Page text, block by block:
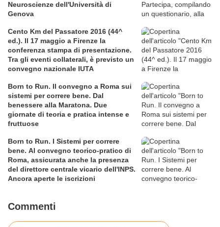
Neuroscienze dell'Università di
Genova
Cento Km del Passatore 2016 (44^
ed.). Il 17 maggio a Firenze la
conferenza stampa di presentazione.
Tra gli eventi collaterali, è previsto un
convegno nazionale IUTA
Born to Run. Il convegno a Roma sui
sistemi per correre bene. Dal
benessere alla Maratona. Due
giornate di teoria e pratica intense e
fruttuose
Born to Run. I Sistemi per correre
bene. Al convegno teorico-pratico di
Roma, assicurata anche la presenza
del direttore centrale vicario dell'INPS.
Ancora aperte le iscrizioni
Commenti